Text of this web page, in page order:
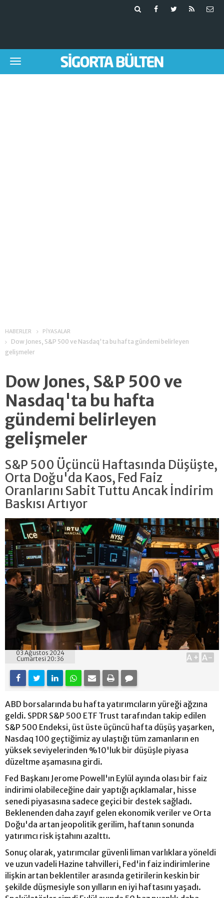
HABERLER PİYASALAR
Dow Jones, S&P 500 ve Nasdaq'ta bu hafta gündemi belirleyen
gelişmeler
Dow Jones, S&P 500 ve
Nasdaq'ta bu hafta
gündemi belirleyen
gelişmeler
S&P 500 Üçüncü Haftasında Düşüşte,
Orta Doğu'da Kaos, Fed Faiz
Oranlarını Sabit Tuttu Ancak İndirim
Baskısı Artıyor
03 Ağustos 2024
Cumartesi 20:36
A+ A-
ABD borsalarında bu hafta yatırımcıların yüreği ağzına
geldi. SPDR S&P 500 ETF Trust tarafından takip edilen
S&P 500 Endeksi, üst üste üçüncü hafta düşüş yaşarken,
Nasdaq 100 geçtiğimiz ay ulaştığı tüm zamanların en
yüksek seviyelerinden %10'luk bir düşüşle piyasa
düzeltme aşamasına girdi.
Fed Başkanı Jerome Powell'ın Eylül ayında olası bir faiz
indirimi olabileceğine dair yaptığı açıklamalar, hisse
senedi piyasasına sadece geçici bir destek sağladı.
Beklenenden daha zayıf gelen ekonomik veriler ve Orta
Doğu'da artan jeopolitik gerilim, haftanın sonunda
yatırımcı risk iştahını azalttı.
Sonuç olarak, yatırımcılar güvenli liman varlıklara yöneldi
ve uzun vadeli Hazine tahvilleri, Fed'in faiz indirimlerine
ilişkin artan beklentiler arasında getirilerin keskin bir
şekilde düşmesiyle son yılların en iyi haftasını yaşadı.